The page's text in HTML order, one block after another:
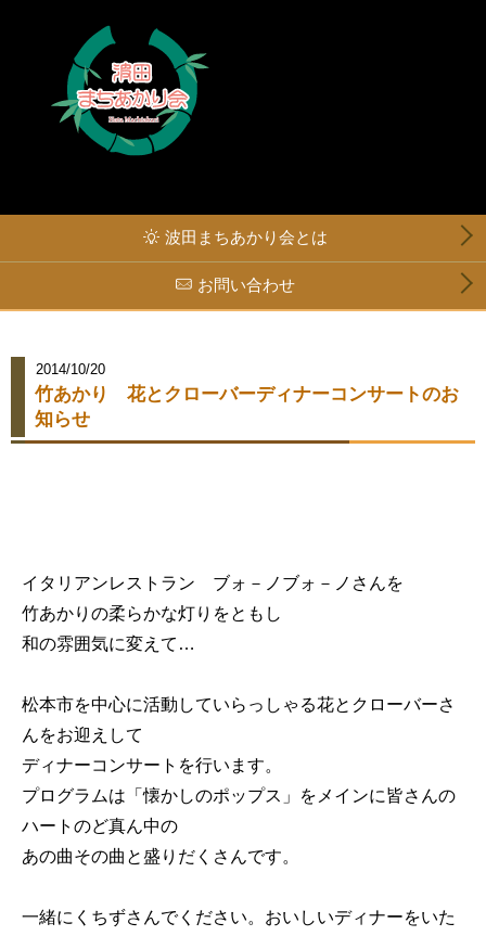
波田まちあかり会とは
お問い合わせ
2014/10/20
竹あかり 花とクローバーディナーコンサートのお
知らせ
イタリアンレストラン ブォ－ノブォ－ノさんを
竹あかりの柔らかな灯りをともし
和の雰囲気に変えて…
松本市を中心に活動していらっしゃる花とクローバーさ
んをお迎えして
ディナーコンサートを行います。
プログラムは「懐かしのポップス」をメインに皆さんの
ハートのど真ん中の
あの曲その曲と盛りだくさんです。
一緒にくちずさんでください。おいしいディナーをいた